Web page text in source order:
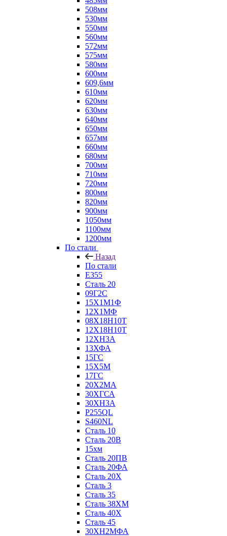
508мм
530мм
550мм
560мм
572мм
575мм
580мм
600мм
609,6мм
610мм
620мм
630мм
640мм
650мм
657мм
660мм
680мм
700мм
710мм
720мм
800мм
820мм
900мм
1050мм
1100мм
1200мм
По стали
Назад
По стали
E355
Сталь 20
09Г2С
15Х1М1Ф
12Х1МФ
08Х18Н10Т
12Х18Н10Т
12ХН3А
13ХФА
15ГС
15Х5М
17ГС
20Х2МА
30ХГСА
30ХН3А
P255QL
S460NL
Сталь 10
Сталь 20В
15хм
Сталь 20ПВ
Сталь 20ФА
Сталь 20Х
Сталь 3
Сталь 35
Сталь 38ХМ
Сталь 40Х
Сталь 45
30ХН2МФА